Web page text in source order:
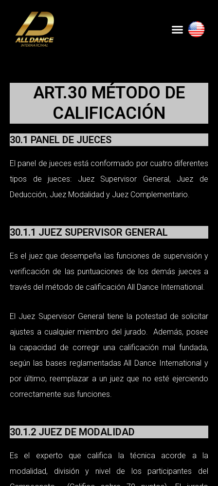
content
Menu
ART.30 MÉTODO DE
CALIFICACIÓN
30.1 PANEL DE JUECES
El panel de jueces está conformado por cuatro diferentes
tipos de jueces: Juez Supervisor General, Juez de
Deducción, Juez Modalidad y Juez Complementario.
30.1.1 JUEZ SUPERVISOR GENERAL
Es el juez que desempeña las funciones de supervisión y
verificación de las puntuaciones de los demás jueces a
través del método de calificación All Dance International.
El Juez Supervisor General tiene la potestad de solicitar
ajustes a cualquier miembro del jurado. Además, posee
la capacidad de corregir una calificación mal fundada,
según las bases reglamentadas All Dance International y
por último, reemplazar a un juez que no esté ejerciendo
correctamente sus funciones.
30.1.2 JUEZ DE MODALIDAD
Es el experto que califica la técnica acorde a la
modalidad, división y nivel de los participantes del